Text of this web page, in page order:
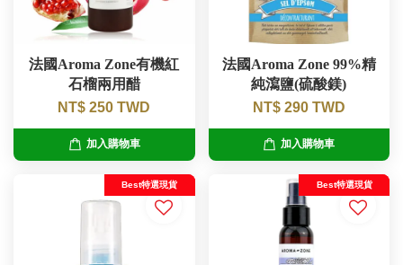
法國Aroma Zone有機紅
石榴兩用醋
NT$ 250 TWD
加入購物車
法國Aroma Zone 99%精
純瀉鹽(硫酸鎂)
NT$ 290 TWD
加入購物車
Best特選現貨 Best特選現貨